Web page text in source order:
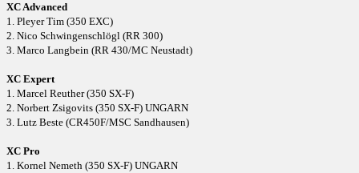
XC Advanced
1. Pleyer Tim (350 EXC)
2. Nico Schwingenschlögl (RR 300)
3. Marco Langbein (RR 430/MC Neustadt)
XC Expert
1. Marcel Reuther (350 SX-F)
2. Norbert Zsigovits (350 SX-F) UNGARN
3. Lutz Beste (CR450F/MSC Sandhausen)
XC Pro
1. Kornel Nemeth (350 SX-F) UNGARN